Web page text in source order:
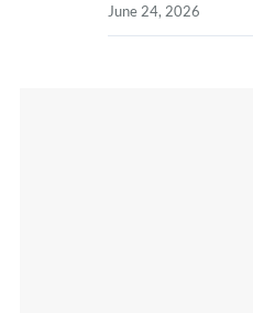
June 24, 2026